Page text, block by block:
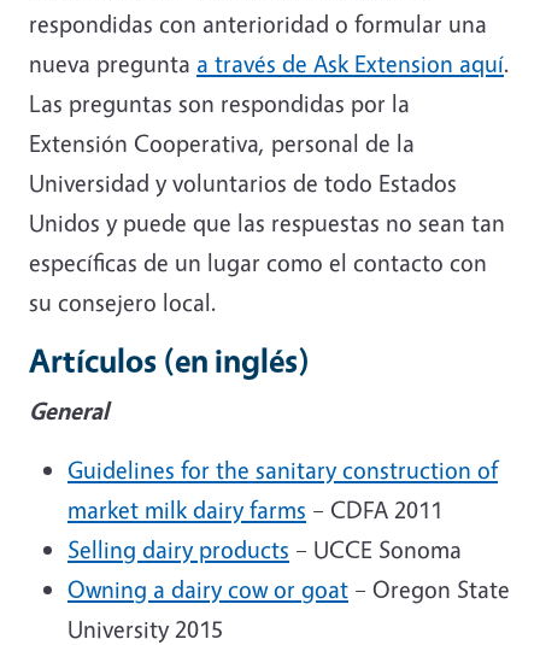
respondidas con anterioridad o formular una
nueva pregunta a través de Ask Extension aquí.
Las preguntas son respondidas por la
Extensión Cooperativa, personal de la
Universidad y voluntarios de todo Estados
Unidos y puede que las respuestas no sean tan
específicas de un lugar como el contacto con
su consejero local.
Artículos (en inglés)
General
Guidelines for the sanitary construction of
market milk dairy farms – CDFA 2011
Selling dairy products – UCCE Sonoma
Owning a dairy cow or goat – Oregon State
University 2015